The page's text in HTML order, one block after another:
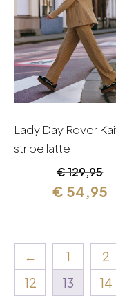
Lady Day Rover
stripe latte
€129,95
prijs
€ 54,95
Huidige
prijs
← 1 2
12
13 14